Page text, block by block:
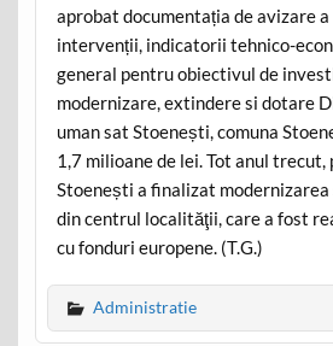
aprobat documentația de avizare
intervenții, indicatorii tehnico-
general pentru obiectivul de
modernizare, extindere si dotare
uman sat Stoenești, comuna
1,7 milioane de lei. Tot anul trecut,
Stoenești a finalizat
din centrul localităţii, care a fost
cu fonduri europene. (T.G.)
Administratie